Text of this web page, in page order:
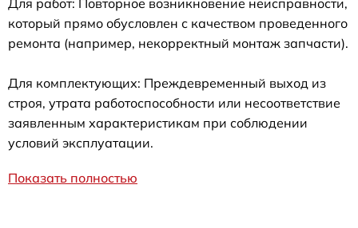
Для работ: Повторное возникновение неисправности,
который прямо обусловлен с качеством проведенного
ремонта (например, некорректный монтаж запчасти).
Для комплектующих: Преждевременный выход из
строя, утрата работоспособности или несоответствие
заявленным характеристикам при соблюдении
условий эксплуатации.
Показать полностью